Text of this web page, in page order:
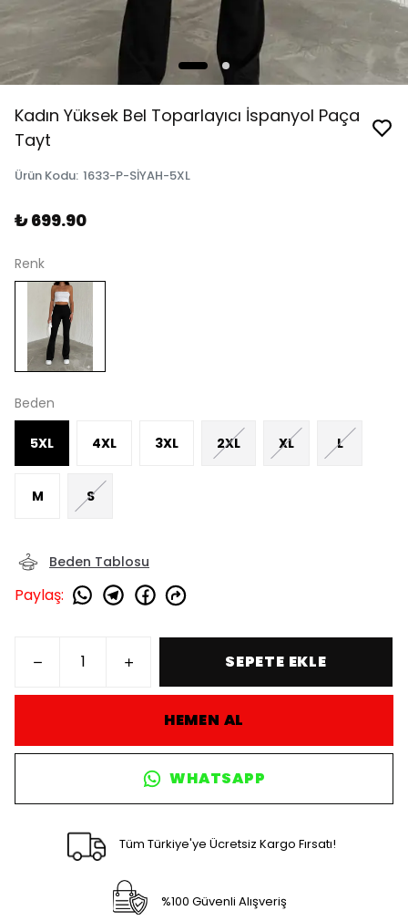
Kadın Yüksek Bel Toparlayıcı İspanyol Paça
Tayt
Ürün Kodu: 1633-P-SİYAH-5XL
₺ 699.90
Renk
Beden
5XL 4XL 3XL 2XL XL L
M S
Beden Tablosu
Paylaş:
SEPETE EKLE
HEMEN AL
WHATSAPP
Tüm Türkiye'ye Ücretsiz Kargo Fırsatı!
%100 Güvenli Alışveriş